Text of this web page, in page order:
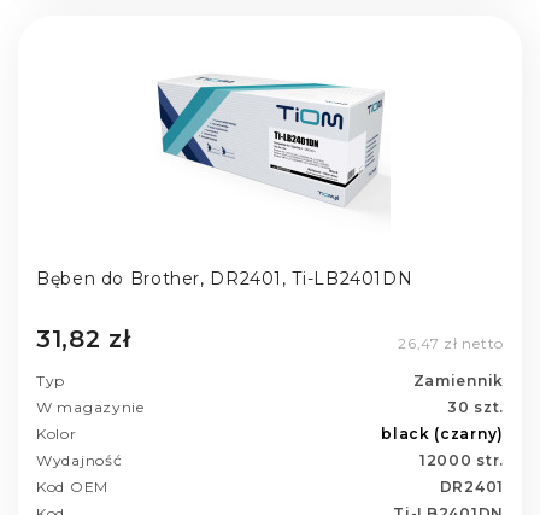
Bęben do Brother, DR2401, Ti-LB2401DN
31,82 zł 26,47 zł netto
Typ
Zamiennik
W magazynie
30 szt.
Kolor
black (czarny)
Wydajność
12000 str.
Kod OEM
DR2401